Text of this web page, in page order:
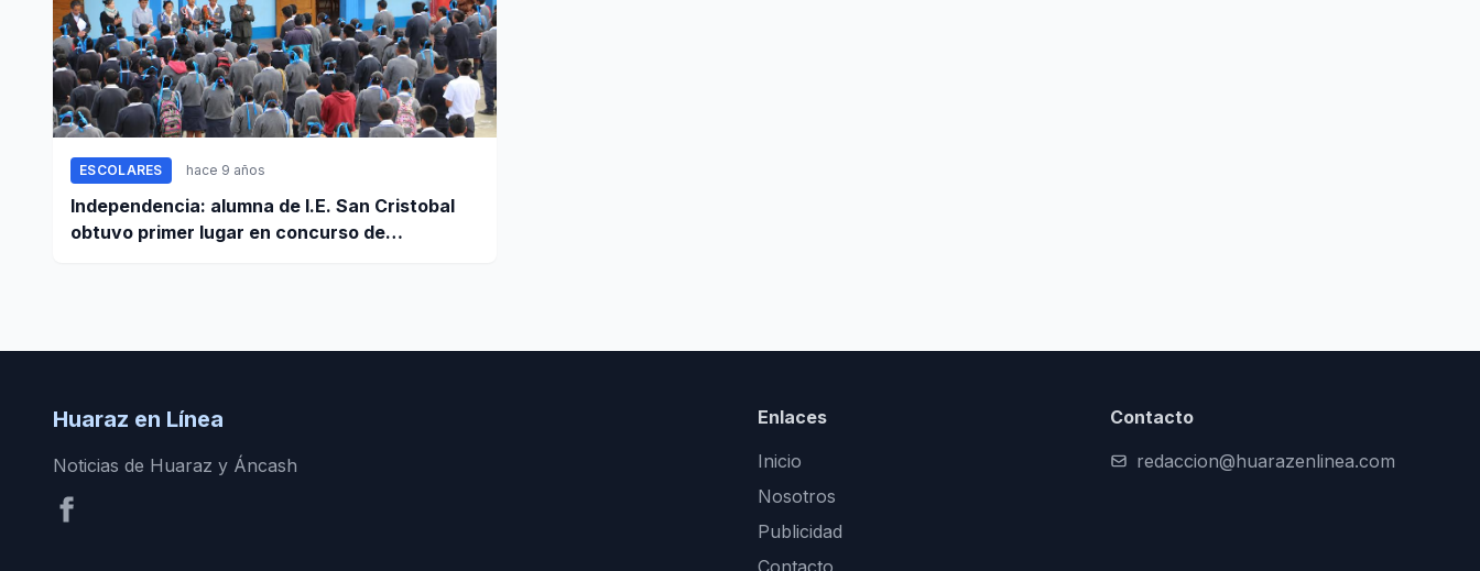
ESCOLARES hace 9 años
Independencia: alumna de I.E. San Cristobal
obtuvo primer lugar en concurso de
Huaraz en Línea
Noticias de Huaraz y Áncash
Enlaces
Inicio
Nosotros
Publicidad
Contacto
redaccion@huarazenlinea.com